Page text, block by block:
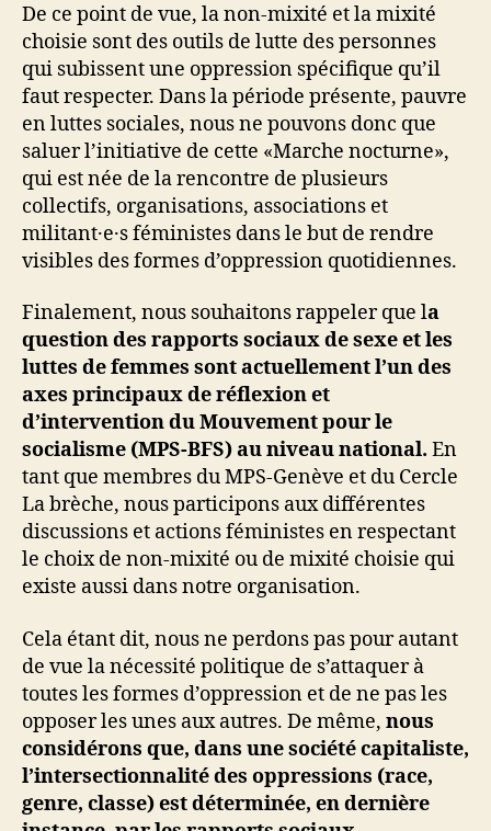
De ce point de vue, la non-mixité et la mixité
choisie sont des outils de lutte des personnes
qui subissent une oppression spécifique qu’il
faut respecter. Dans la période présente, pauvre
en luttes sociales, nous ne pouvons donc que
saluer l’initiative de cette «Marche nocturne»,
qui est née de la rencontre de plusieurs
collectifs, organisations, associations et
militant·e·s féministes dans le but de rendre
visibles des formes d’oppression quotidiennes.
Finalement, nous souhaitons rappeler que la
question des rapports sociaux de sexe et les
luttes de femmes sont actuellement l’un des
axes principaux de réflexion et
d’intervention du Mouvement pour le
socialisme (MPS-BFS) au niveau national. En
tant que membres du MPS-Genève et du Cercle
La brèche, nous participons aux différentes
discussions et actions féministes en respectant
le choix de non-mixité ou de mixité choisie qui
existe aussi dans notre organisation.
Cela étant dit, nous ne perdons pas pour autant
de vue la nécessité politique de s’attaquer à
toutes les formes d’oppression et de ne pas les
opposer les unes aux autres. De même, nous
considérons que, dans une société capitaliste,
l’intersectionnalité des oppressions (race,
genre, classe) est déterminée, en dernière